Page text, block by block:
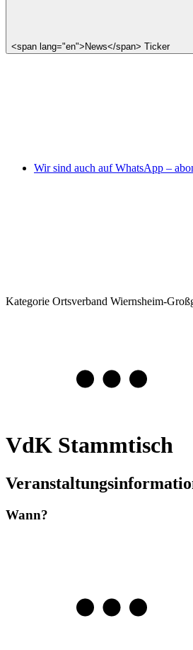
<span lang="en">News</span> Ticker
Wir sind auch auf WhatsApp –
Kategorie Ortsverband Wiernsheim-
VdK Stammtisch
Wann?